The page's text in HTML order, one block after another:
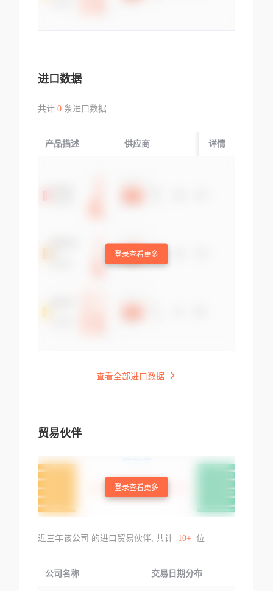
进口数据
共计 0条进口数据
产品描述 供应商 起运国/地区
详情
登录查看更多
查看全部进口数据
贸易伙伴
登录查看更多
近三年该公司 的进口贸易伙伴, 共计 10+ 位
公司名称 交易日期分布